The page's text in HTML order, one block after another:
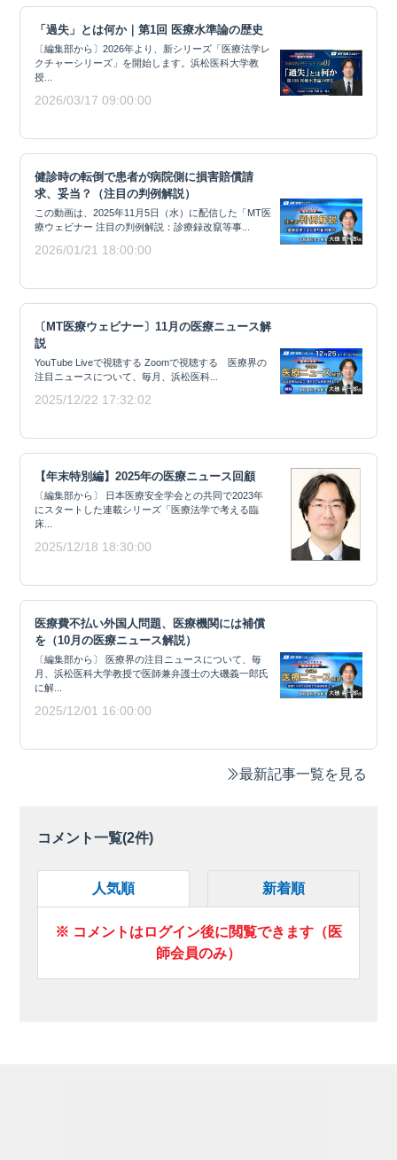
「過失」とは何か｜第1回 医療水準論の歴史
〔編集部から〕2026年より、新シリーズ「医療法学レ
クチャーシリーズ」を開始します。浜松医科大学教
授...
2026/03/17 09:00:00
健診時の転倒で患者が病院側に損害賠償請
求、妥当？（注目の判例解説）
この動画は、2025年11月5日（水）に配信した「MT医
療ウェビナー 注目の判例解説：診療録改竄等事...
2026/01/21 18:00:00
〔MT医療ウェビナー〕11月の医療ニュース解
説
YouTube Liveで視聴する Zoomで視聴する 医療界の
注目ニュースについて、毎月、浜松医科...
2025/12/22 17:32:02
【年末特別編】2025年の医療ニュース回顧
〔編集部から〕 日本医療安全学会との共同で2023年
にスタートした連載シリーズ「医療法学で考える臨
床...
2025/12/18 18:30:00
医療費不払い外国人問題、医療機関には補償
を（10月の医療ニュース解説）
〔編集部から〕 医療界の注目ニュースについて、毎
月、浜松医科大学教授で医師兼弁護士の大磯義一郎氏
に解...
2025/12/01 16:00:00
最新記事一覧を見る
コメント一覧(2件)
人気順 新着順
※ コメントはログイン後に閲覧できます（医
師会員のみ）